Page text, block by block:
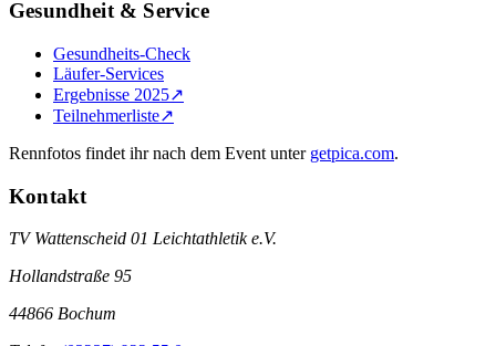
Gesundheit & Service
Gesundheits-Check
Läufer-Services
Ergebnisse 2025↗
Teilnehmerliste↗
Rennfotos findet ihr nach dem Event unter getpica.com.
Kontakt
TV Wattenscheid 01 Leichtathletik e.V.
Hollandstraße 95
44866 Bochum